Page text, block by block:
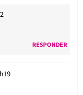
RESPONDER